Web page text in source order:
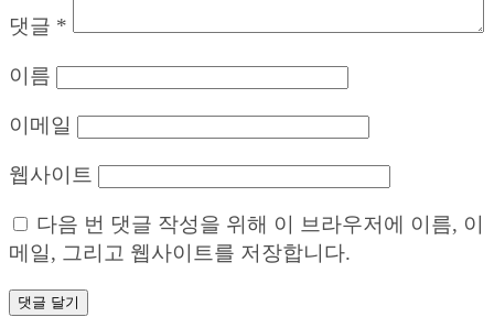
댓글 *
이름
이메일
웹사이트
다음 번 댓글 작성을 위해 이 브라우저에 이름, 이
메일, 그리고 웹사이트를 저장합니다.